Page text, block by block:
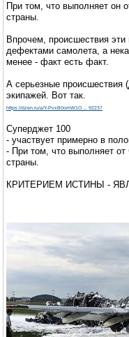
При том, что выполняет он
страны.
Впрочем, происшествия
дефектами самолета, а
менее - факт есть факт.
А серьезные происшествия
экипажей. Вот так.
https://dzen.ru/a/Y-PvxB0omW1O ... 92237
Суперджет 100
- участвует примерно в
- При том, что выполняет от
страны.
КРИТЕРИЕМ ИСТИНЫ -